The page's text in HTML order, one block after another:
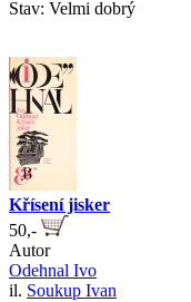
Stav: Velmi dobrý
Křísení jisker
50,-
Autor
Odehnal Ivo
il. Soukup Ivan